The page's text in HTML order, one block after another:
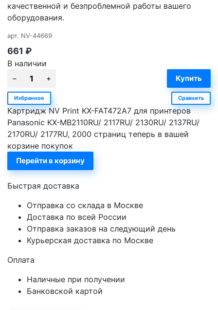
качественной и безпроблемной работы вашего
оборудования.
арт. NV-44669
661 ₽
В наличии
Избранное Сравнить
Картридж NV Print KX-FAT472A7 для принтеров
Panasonic KX-MB2110RU/ 2117RU/ 2130RU/ 2137RU/
2170RU/ 2177RU, 2000 страниц теперь в вашей
корзине покупок
Перейти в корзину
Быстрая доставка
Отправка со склада в Москве
Доставка по всей России
Отправка заказов на следующий день
Курьерская доставка по Москве
Оплата
Наличные при получении
Банковской картой